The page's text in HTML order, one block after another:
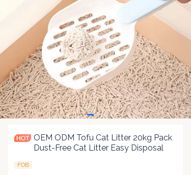
OEM ODM Tofu Cat Litter 20kg Pack
Dust-Free Cat Litter Easy Disposal
FOB